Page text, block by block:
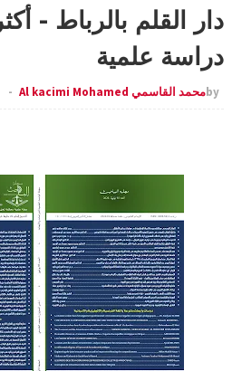
دراسة علمية
byمحمد القاسمي Al kacimi Mohamed